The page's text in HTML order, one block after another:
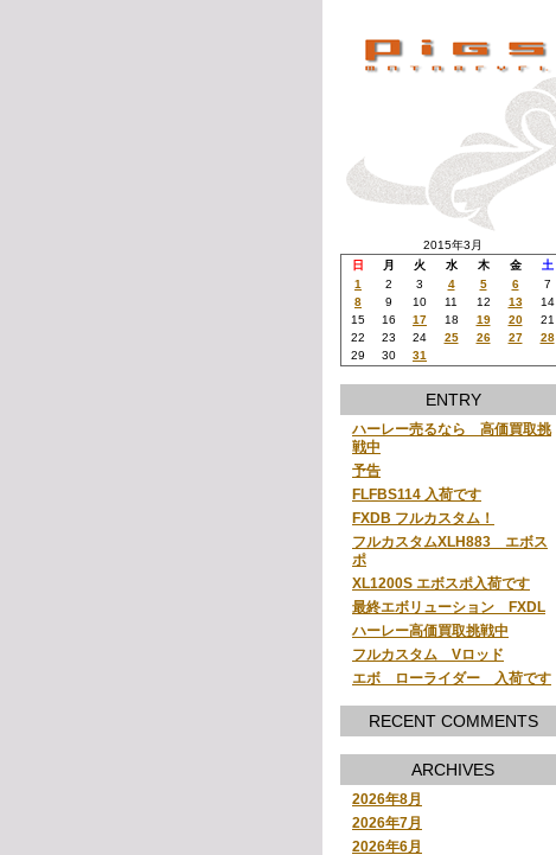
2015年3月
日
月 火 水 木 金
土
1
2 3 4 5 6
7
8
9 10 11 12 13
14
15
16 17 18 19 20
21
22
23 24 25 26 27
28
29
30 31
ENTRY
ハーレー売るなら 高価買取挑
戦中
予告
FLFBS114 入荷です
FXDB フルカスタム！
フルカスタムXLH883 エボス
ポ
XL1200S エボスポ入荷です
最終エボリューション FXDL
ハーレー高価買取挑戦中
フルカスタム Vロッド
エボ ローライダー 入荷です
RECENT COMMENTS
ARCHIVES
2026年8月
2026年7月
2026年6月